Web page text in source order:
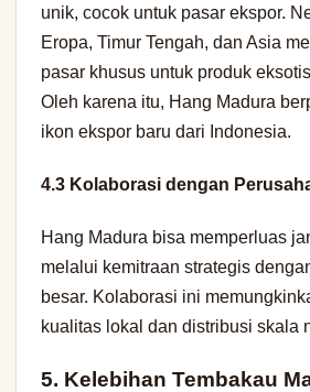
unik, cocok untuk pasar ekspor.
Eropa, Timur Tengah, dan Asia
pasar khusus untuk produk
Oleh karena itu, Hang Madura
ikon ekspor baru dari Indonesia.
4.3 Kolaborasi dengan
Hang Madura bisa memperluas
melalui kemitraan strategis
besar. Kolaborasi ini
kualitas lokal dan distribusi skala
5. Kelebihan Tembakau